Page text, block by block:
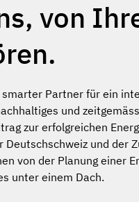
von
Partner für ein
und
zur erfolgreichen
Deutschschweiz und der
von der Planung einer
unter einem Dach.